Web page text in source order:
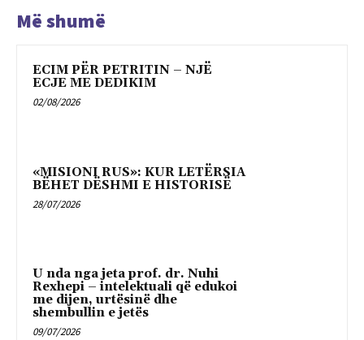
Më shumë
ECIM PËR PETRITIN – NJË
ECJE ME DEDIKIM
02/08/2026
«MISIONI RUS»: KUR LETËRSIA
BËHET DËSHMI E HISTORISË
28/07/2026
U nda nga jeta prof. dr. Nuhi
Rexhepi – intelektuali që edukoi
me dijen, urtësinë dhe
shembullin e jetës
09/07/2026